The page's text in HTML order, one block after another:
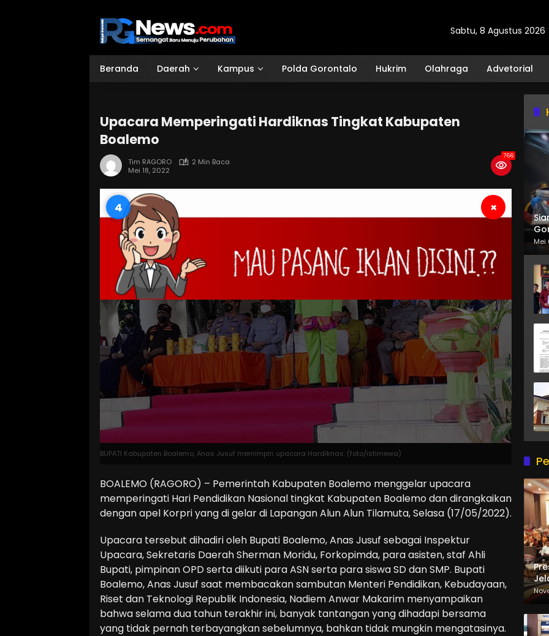
Sabtu, 8 Agustus 2026
Beranda Daerah Kampus Polda Gorontalo Hukrim Olahraga Advetorial
Upacara Memperingati Hardiknas Tingkat Kabupaten
Boalemo
Tim RAGORO
2 Min Baca
Mei 18, 2022
766
3 ×
BUPATI Kabupaten Boalemo, Anas Jusuf memimpin upacara Hardiknas. (foto/istimewa)
BOALEMO (RAGORO) – Pemerintah Kabupaten Boalemo menggelar upacara
memperingati Hari Pendidikan Nasional tingkat Kabupaten Boalemo dan dirangkaikan
dengan apel Korpri yang di gelar di Lapangan Alun Alun Tilamuta, Selasa (17/05/2022).
Upacara tersebut dihadiri oleh Bupati Boalemo, Anas Jusuf sebagai Inspektur
Upacara, Sekretaris Daerah Sherman Moridu, Forkopimda, para asisten, staf Ahli
Bupati, pimpinan OPD serta diikuti para ASN serta para siswa SD dan SMP. Bupati
Boalemo, Anas Jusuf saat membacakan sambutan Menteri Pendidikan, Kebudayaan,
Riset dan Teknologi Republik Indonesia, Nadiem Anwar Makarim menyampaikan
bahwa selama dua tahun terakhir ini, banyak tantangan yang dihadapi bersama
yang tidak pernah terbayangkan sebelumnya, bahkan tidak mungkin mengatasinya.
Mei